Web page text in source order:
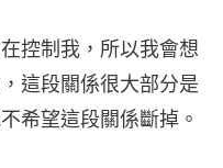
控制我，所以我會想
這段關係很大部分是
希望這段關係斷掉。